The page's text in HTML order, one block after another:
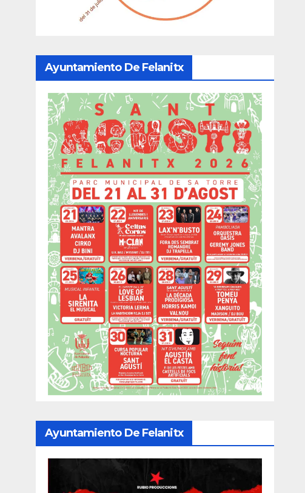
Ayuntamiento De Felanitx
Ayuntamiento De Felanitx